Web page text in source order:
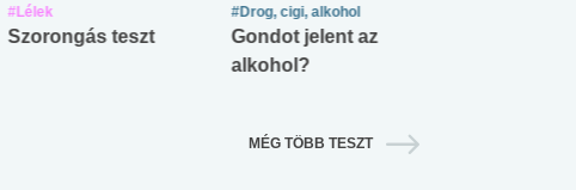
#Lélek
Szorongás teszt
#Drog, cigi, alkohol
Gondot jelent az
alkohol?
MÉG TÖBB TESZT